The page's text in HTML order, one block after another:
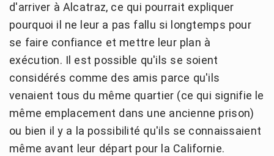
d'arriver à Alcatraz, ce qui pourrait expliquer
pourquoi il ne leur a pas fallu si longtemps pour
se faire confiance et mettre leur plan à
exécution. Il est possible qu'ils se soient
considérés comme des amis parce qu'ils
venaient tous du même quartier (ce qui signifie le
même emplacement dans une ancienne prison)
ou bien il y a la possibilité qu'ils se connaissaient
même avant leur départ pour la Californie.